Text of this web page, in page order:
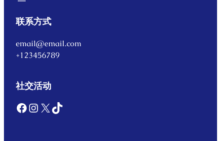
联系方式
email@email.com
+123456789
社交活动
Facebook Instagram X TikTok